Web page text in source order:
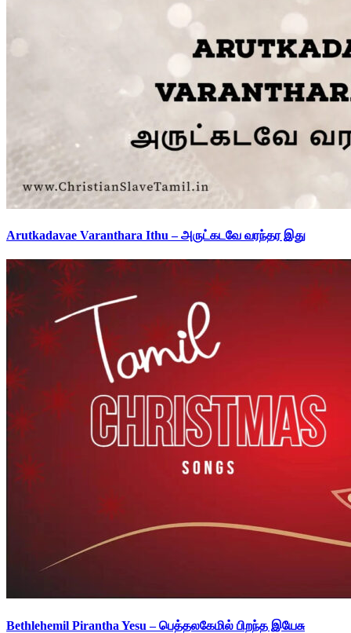
Arutkadavae Varanthara Ithu – அருட்கடவே வரந்தர இது
Bethlehemil Pirantha Yesu – பெத்தலகேமில் பிறந்த இயேசு